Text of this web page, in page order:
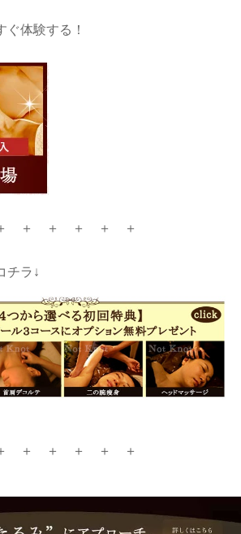
ぐ体験する！
＋ ＋ ＋ ＋ ＋
チラ↓
＋ ＋ ＋ ＋ ＋